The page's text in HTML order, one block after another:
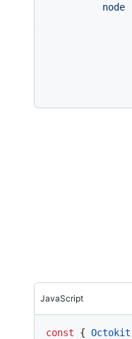
node
JavaScript
const { Octokit